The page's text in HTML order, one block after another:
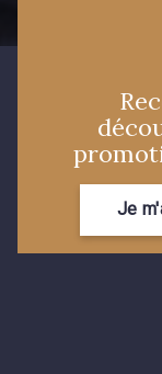
Je